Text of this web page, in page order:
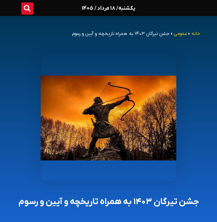
یکشنبه/ 18 مرداد / 1405
خانه » عمومی » جشن تیرگان ۱۴۰۳ به همراه تاریخچه و آیین و رسوم
جشن تیرگان ۱۴۰۳ به همراه تاریخچه و آیین و رسوم